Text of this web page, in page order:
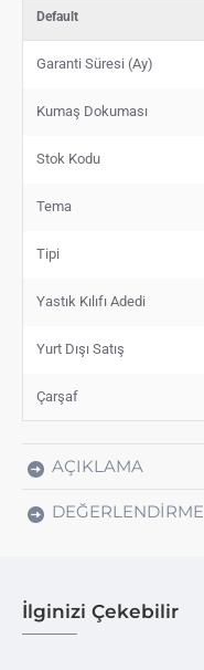
Default
Garanti Süresi (Ay)
Kumaş Dokuması
Stok Kodu
Tema
Tipi
Yastık Kılıfı Adedi
Yurt Dışı Satış
Çarşaf
AÇIKLAMA
DEĞERLENDIRME
İlginizi Çekebilir